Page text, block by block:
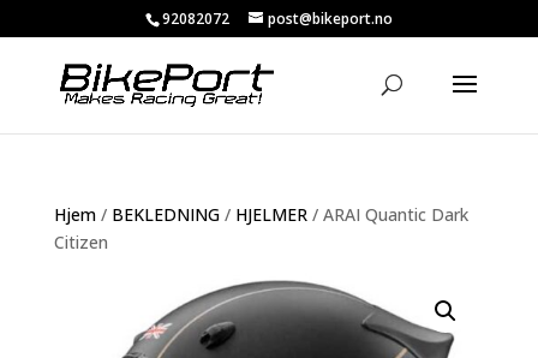
92082072 post@bikeport.no
Hjem/ BEKLEDNING/ HJELMER/ ARAI Quantic Dark
Citizen